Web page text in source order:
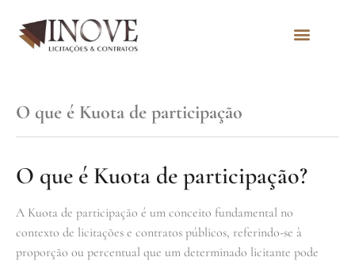
O que é Kuota de participação
O que é Kuota de participação?
A Kuota de participação é um conceito fundamental no
contexto de licitações e contratos públicos, referindo-se à
proporção ou percentual que um determinado licitante pode